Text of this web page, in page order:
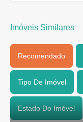
Imóveis Similares
Recomendado
Tipo De Imóvel
Estado Do Imóvel